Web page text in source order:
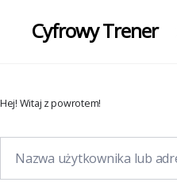
Cyfrowy Trener
Hej! Witaj z powrotem!